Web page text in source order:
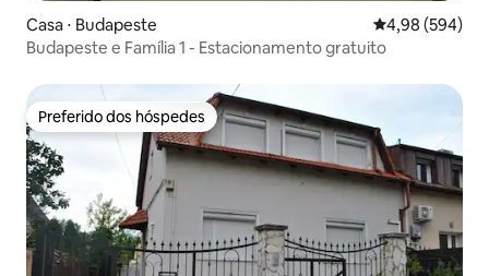
Casa ⋅ Budapeste 4,98 de uma
4,98 (594)
Budapeste e Família 1 - Estacionamento gratuito
Preferido dos hóspedes
Preferido dos hóspedes